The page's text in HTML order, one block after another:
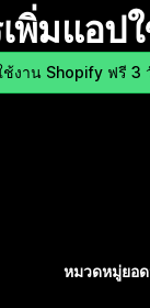
พิ่มแอป
ช้งาน Shopify ฟรี 3
หมวดหมู่ยอ